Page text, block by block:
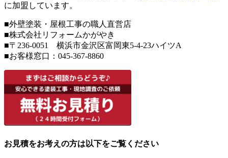
に加盟しています。
■外壁塗装・屋根工事の職人直営店
■株式会社リフォームかがやき
■〒236-0051 横浜市金沢区富岡東5-4-23ハイツA
■お客様窓口： 045-367-8860
お見積をお考えの方は以下をご覧ください